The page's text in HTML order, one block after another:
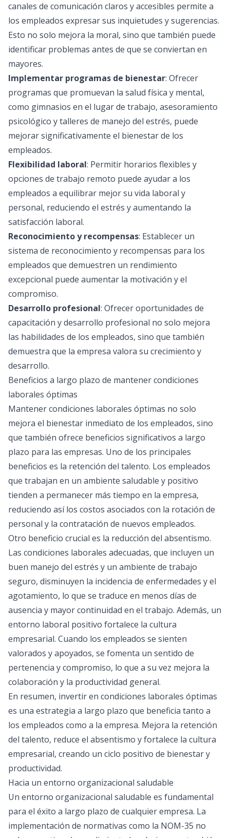
canales de comunicación claros y accesibles permite a
los empleados expresar sus inquietudes y sugerencias.
Esto no solo mejora la moral, sino que también puede
identificar problemas antes de que se conviertan en
mayores.
Implementar programas de bienestar: Ofrecer
programas que promuevan la salud física y mental,
como gimnasios en el lugar de trabajo, asesoramiento
psicológico y talleres de manejo del estrés, puede
mejorar significativamente el bienestar de los
empleados.
Flexibilidad laboral: Permitir horarios flexibles y
opciones de trabajo remoto puede ayudar a los
empleados a equilibrar mejor su vida laboral y
personal, reduciendo el estrés y aumentando la
satisfacción laboral.
Reconocimiento y recompensas: Establecer un
sistema de reconocimiento y recompensas para los
empleados que demuestren un rendimiento
excepcional puede aumentar la motivación y el
compromiso.
Desarrollo profesional: Ofrecer oportunidades de
capacitación y desarrollo profesional no solo mejora
las habilidades de los empleados, sino que también
demuestra que la empresa valora su crecimiento y
desarrollo.
Beneficios a largo plazo de mantener condiciones
laborales óptimas
Mantener condiciones laborales óptimas no solo
mejora el bienestar inmediato de los empleados, sino
que también ofrece beneficios significativos a largo
plazo para las empresas. Uno de los principales
beneficios es la retención del talento. Los empleados
que trabajan en un ambiente saludable y positivo
tienden a permanecer más tiempo en la empresa,
reduciendo así los costos asociados con la rotación de
personal y la contratación de nuevos empleados.
Otro beneficio crucial es la reducción del absentismo.
Las condiciones laborales adecuadas, que incluyen un
buen manejo del estrés y un ambiente de trabajo
seguro, disminuyen la incidencia de enfermedades y el
agotamiento, lo que se traduce en menos días de
ausencia y mayor continuidad en el trabajo. Además, un
entorno laboral positivo fortalece la cultura
empresarial. Cuando los empleados se sienten
valorados y apoyados, se fomenta un sentido de
pertenencia y compromiso, lo que a su vez mejora la
colaboración y la productividad general.
En resumen, invertir en condiciones laborales óptimas
es una estrategia a largo plazo que beneficia tanto a
los empleados como a la empresa. Mejora la retención
del talento, reduce el absentismo y fortalece la cultura
empresarial, creando un ciclo positivo de bienestar y
productividad.
Hacia un entorno organizacional saludable
Un entorno organizacional saludable es fundamental
para el éxito a largo plazo de cualquier empresa. La
implementación de normativas como la NOM-35 no